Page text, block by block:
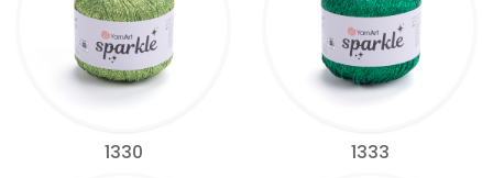
1330 1333